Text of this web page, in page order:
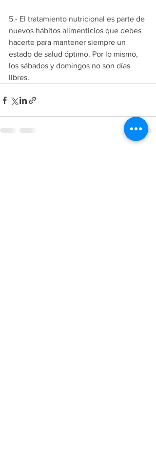
5.- El tratamiento nutricional es parte de
nuevos hábitos alimenticios que debes
hacerte para mantener siempre un
estado de salud óptimo. Por lo mismo,
los sábados y domingos no son días
libres.